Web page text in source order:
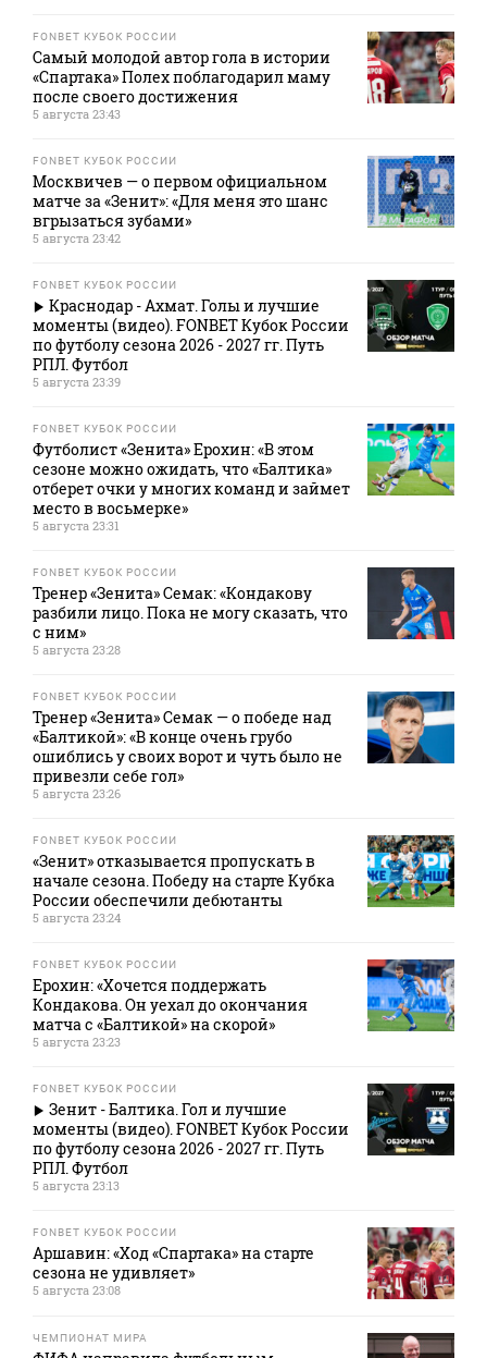
FONBET КУБОК РОССИИ
Самый молодой автор гола в истории
«Спартака» Полех поблагодарил маму
после своего достижения
5 августа 23:43
FONBET КУБОК РОССИИ
Москвичев — о первом официальном
матче за «Зенит»: «Для меня это шанс
вгрызаться зубами»
5 августа 23:42
FONBET КУБОК РОССИИ
Краснодар - Ахмат. Голы и лучшие
моменты (видео). FONBET Кубок России
по футболу сезона 2026 - 2027 гг. Путь
РПЛ. Футбол
5 августа 23:39
FONBET КУБОК РОССИИ
Футболист «Зенита» Ерохин: «В этом
сезоне можно ожидать, что «Балтика»
отберет очки у многих команд и займет
место в восьмерке»
5 августа 23:31
FONBET КУБОК РОССИИ
Тренер «Зенита» Семак: «Кондакову
разбили лицо. Пока не могу сказать, что
с ним»
5 августа 23:28
FONBET КУБОК РОССИИ
Тренер «Зенита» Семак — о победе над
«Балтикой»: «В конце очень грубо
ошиблись у своих ворот и чуть было не
привезли себе гол»
5 августа 23:26
FONBET КУБОК РОССИИ
«Зенит» отказывается пропускать в
начале сезона. Победу на старте Кубка
России обеспечили дебютанты
5 августа 23:24
FONBET КУБОК РОССИИ
Ерохин: «Хочется поддержать
Кондакова. Он уехал до окончания
матча с «Балтикой» на скорой»
5 августа 23:23
FONBET КУБОК РОССИИ
Зенит - Балтика. Гол и лучшие
моменты (видео). FONBET Кубок России
по футболу сезона 2026 - 2027 гг. Путь
РПЛ. Футбол
5 августа 23:13
FONBET КУБОК РОССИИ
Аршавин: «Ход «Спартака» на старте
сезона не удивляет»
5 августа 23:08
ЧЕМПИОНАТ МИРА